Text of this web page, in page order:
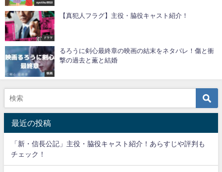
syotiku9910
ドラマ
【真犯人フラグ】主役・脇役キャスト紹介！
映画
るろうに剣心最終章の映画の結末をネタバレ！傷と衝
撃の過去と薫と結婚
最近の投稿
「新・信長公記」主役・脇役キャスト紹介！あらすじや評判も
チェック！